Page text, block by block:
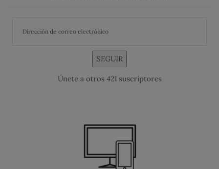
SEGUIR
Únete a otros 421 suscriptores